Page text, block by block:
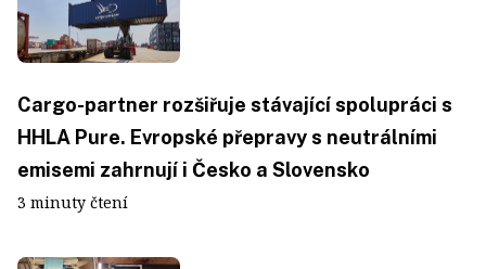
Cargo-partner rozšiřuje stávající spolupráci s
HHLA Pure. Evropské přepravy s neutrálními
emisemi zahrnují i Česko a Slovensko
3 minuty čtení